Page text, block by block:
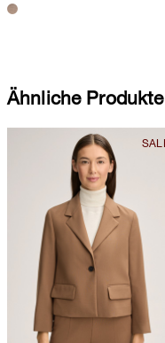
Ähnliche Produkte